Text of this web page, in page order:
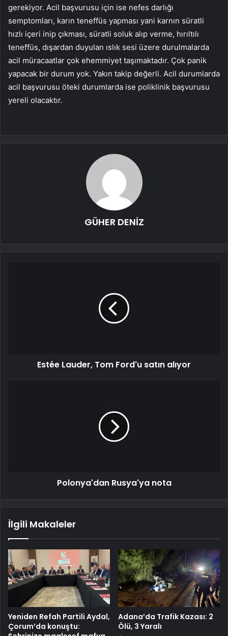
gerekiyor. Acil başvurusu için ise nefes darlığı
semptomları, karın teneffüs yapması yani karnın süratli
hızlı içeri inip çıkması, süratli soluk alıp verme, hırıltılı
teneffüs, dışardan duyulan ıslık sesi üzere durulmalarda
acil müracaatlar çok ehemmiyet taşımaktadır. Çok panik
yapacak bir durum yok. Yakın takip değerli. Acil durumlarda
acil başvurusu öteki durumlarda ise poliklinik başvurusu
yereli olacaktır.
GÜHER DENİZ
Estée Lauder, Tom Ford'u satın alıyor
Polonya'dan Rusya'ya nota
İlgili Makaleler
Yeniden Refah Partili Aydal,
Çorum’da konuştu:
Adana’da Trafik Kazası: 2
Ölü, 3 Yaralı